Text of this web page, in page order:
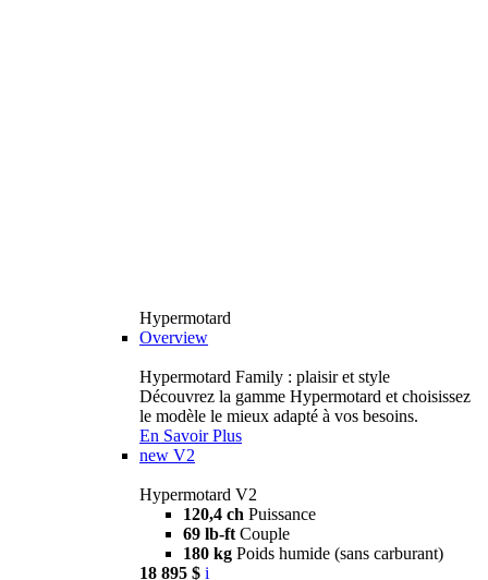
Hypermotard
Overview
Hypermotard Family : plaisir et style
Découvrez la gamme Hypermotard et choisissez
le modèle le mieux adapté à vos besoins.
En Savoir Plus
new V2
Hypermotard V2
120,4 ch Puissance
69 lb-ft Couple
180 kg Poids humide (sans carburant)
18 895 $ i